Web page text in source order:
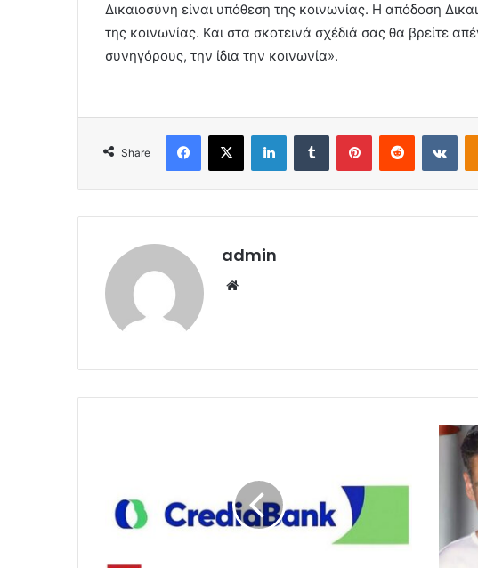
Δικαιοσύνη είναι υπόθεση της κοινωνίας. Η απόδοση
της κοινωνίας. Και στα σκοτεινά σχέδιά σας θα βρείτε
συνηγόρους, την ίδια την κοινωνία».
Share
Facebook
X LinkedInTumblr PinterestReddit
admin